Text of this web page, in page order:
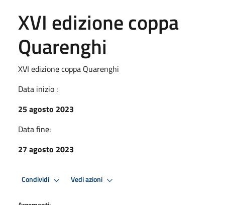
XVI edizione coppa
Quarenghi
XVI edizione coppa Quarenghi
Data inizio :
25 agosto 2023
Data fine:
27 agosto 2023
Condividi Vedi azioni